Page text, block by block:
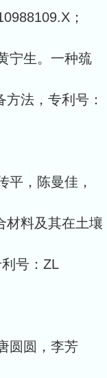
；
宁生。一种巯
法，专利号：
平，陈曼佳，
材料及其在土壤
号：ZL
圆圆，李芳